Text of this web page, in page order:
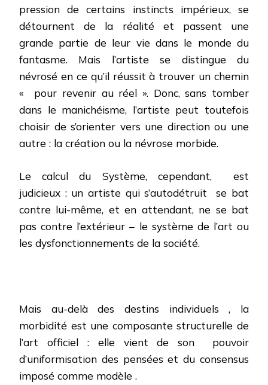
pression de certains instincts impérieux, se
détournent de la réalité et passent une
grande partie de leur vie dans le monde du
fantasme. Mais l’artiste se distingue du
névrosé en ce qu’il réussit à trouver un chemin
« pour revenir au réel ». Donc, sans tomber
dans le manichéisme, l’artiste peut toutefois
choisir de s’orienter vers une direction ou une
autre : la création ou la névrose morbide.
Le calcul du Système, cependant,
est
judicieux : un artiste qui s’autodétruit
se bat
contre lui-même, et en attendant, ne se bat
pas contre l’extérieur – le système de l’art ou
les dysfonctionnements de la société.
Mais au-delà des destins individuels , la
morbidité est une composante structurelle de
l’art officiel : elle vient de son
pouvoir
d’uniformisation des pensées et du consensus
imposé comme modèle .